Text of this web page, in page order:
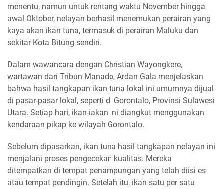
menentu, namun untuk rentang waktu November hingga
awal Oktober, nelayan berhasil menemukan perairan yang
kaya akan ikan tuna, termasuk di perairan Maluku dan
sekitar Kota Bitung sendiri.
Dalam wawancara dengan Christian Wayongkere,
wartawan dari Tribun Manado, Ardan Gala menjelaskan
bahwa hasil tangkapan ikan tuna lokal ini umumnya dijual
di pasar-pasar lokal, seperti di Gorontalo, Provinsi Sulawesi
Utara. Setiap hari, ikan-iakan ini diangkut menggunakan
kendaraan pikap ke wilayah Gorontalo.
Sebelum dipasarkan, ikan tuna hasil tangkapan nelayan ini
menjalani proses pengecekan kualitas. Mereka
ditempatkan di tempat penampungan yang telah diisi es
atau tempat pendingin. Setelah itu, ikan satu per satu